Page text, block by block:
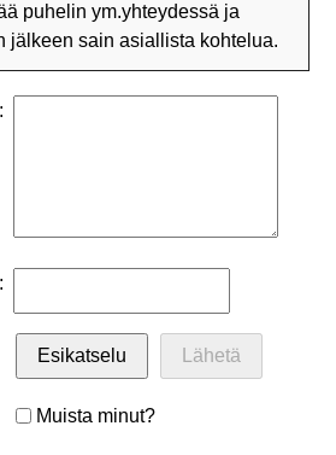
puhelin ym.yhteydessä ja
jälkeen sain asiallista kohtelua.
Muista minut?